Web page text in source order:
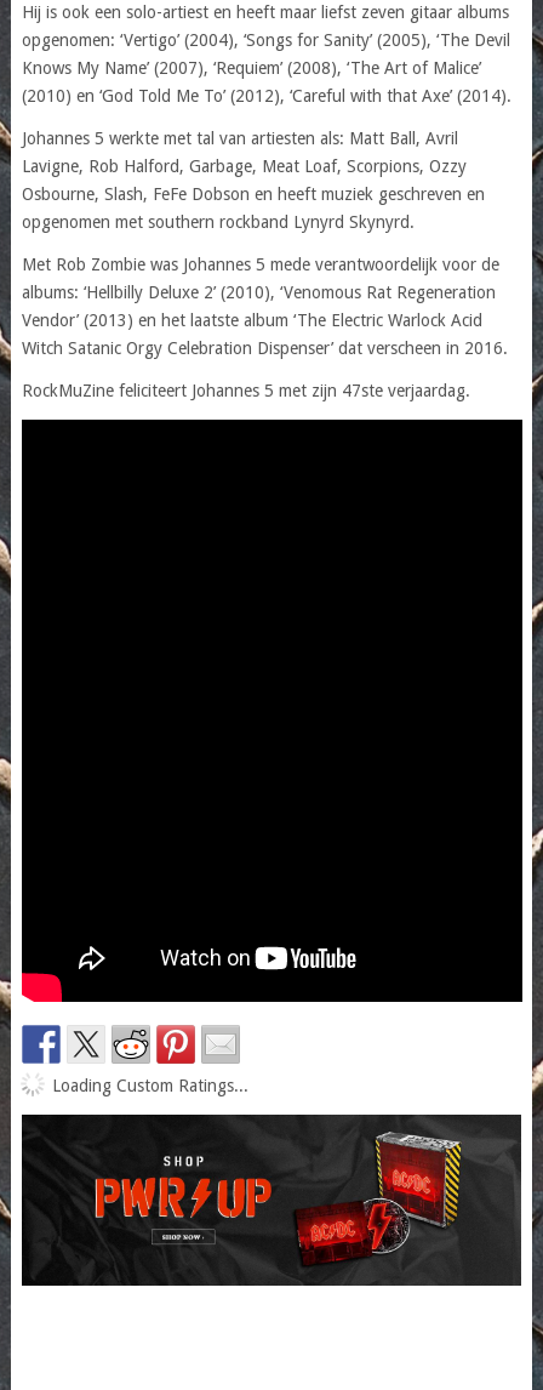
Hij is ook een solo-artiest en heeft maar liefst zeven gitaar albums
opgenomen: ‘Vertigo’ (2004), ‘Songs for Sanity’ (2005), ‘The Devil
Knows My Name’ (2007), ‘Requiem’ (2008), ‘The Art of Malice’
(2010) en ‘God Told Me To’ (2012), ‘Careful with that Axe’ (2014).
Johannes 5 werkte met tal van artiesten als: Matt Ball, Avril
Lavigne, Rob Halford, Garbage, Meat Loaf, Scorpions, Ozzy
Osbourne, Slash, FeFe Dobson en heeft muziek geschreven en
opgenomen met southern rockband Lynyrd Skynyrd.
Met Rob Zombie was Johannes 5 mede verantwoordelijk voor de
albums: ‘Hellbilly Deluxe 2’ (2010), ‘Venomous Rat Regeneration
Vendor’ (2013) en het laatste album ‘The Electric Warlock Acid
Witch Satanic Orgy Celebration Dispenser’ dat verscheen in 2016.
RockMuZine feliciteert Johannes 5 met zijn 47ste verjaardag.
Loading Custom Ratings...